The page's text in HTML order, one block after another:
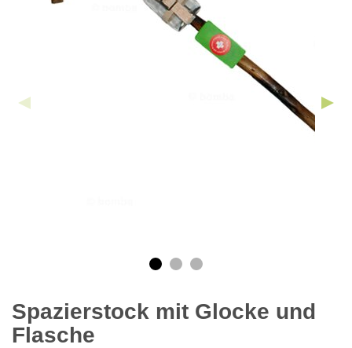
Spazierstock mit Glocke und
Flasche